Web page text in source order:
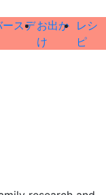
ースデお出か
け
レシ
ピ